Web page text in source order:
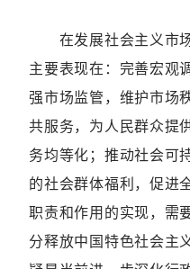
在发展社会主义市场
主要表现在：完善宏观
强市场监管，维护市场
共服务，为人民群众提
务均等化；推动社会可
的社会群体福利，促进
职责和作用的实现，需
分释放中国特色社会主